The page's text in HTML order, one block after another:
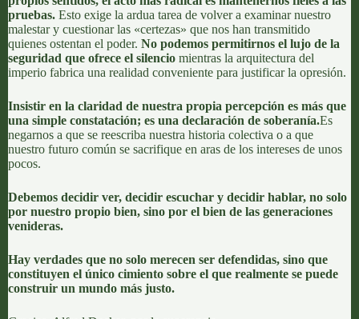
pruebas. Esto exige la ardua tarea de volver a examinar nuestro
malestar y cuestionar las «certezas» que nos han transmitido
quienes ostentan el poder. No podemos permitirnos el lujo de la
seguridad que ofrece el silencio mientras la arquitectura del
imperio fabrica una realidad conveniente para justificar la opresión.
Insistir en la claridad de nuestra propia percepción es más que
una simple constatación; es una declaración de soberanía.Es
negarnos a que se reescriba nuestra historia colectiva o a que
nuestro futuro común se sacrifique en aras de los intereses de unos
pocos.
Debemos decidir ver, decidir escuchar y decidir hablar, no solo
por nuestro propio bien, sino por el bien de las generaciones
venideras.
Hay verdades que no solo merecen ser defendidas, sino que
constituyen el único cimiento sobre el que realmente se puede
construir un mundo más justo.